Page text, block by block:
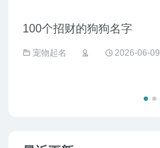
100个招财的狗狗名字
宠物起名 2026-06-09